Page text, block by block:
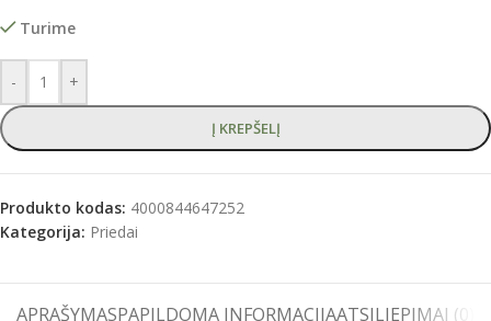
Turime
- +
Į KREPŠELĮ
Produkto kodas: 4000844647252
Kategorija: Priedai
APRAŠYMASPAPILDOMA INFORMACIJAATSILIEPIMAI (0)